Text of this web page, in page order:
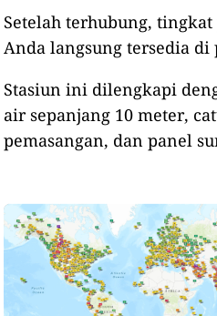
Setelah terhubung,
Anda langsung tersedia
Stasiun ini dilengkapi
air sepanjang 10 meter,
pemasangan, dan panel